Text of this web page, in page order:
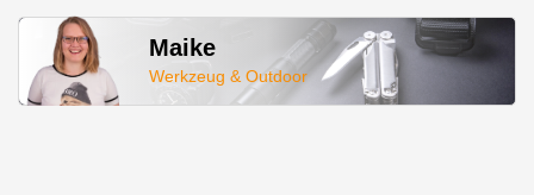
Maike
Werkzeug & Outdoor